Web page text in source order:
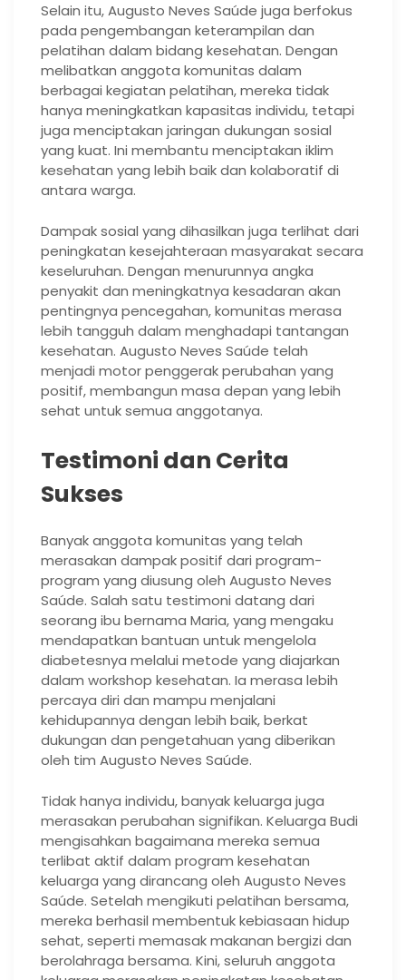
Selain itu, Augusto Neves Saúde juga berfokus
pada pengembangan keterampilan dan
pelatihan dalam bidang kesehatan. Dengan
melibatkan anggota komunitas dalam
berbagai kegiatan pelatihan, mereka tidak
hanya meningkatkan kapasitas individu, tetapi
juga menciptakan jaringan dukungan sosial
yang kuat. Ini membantu menciptakan iklim
kesehatan yang lebih baik dan kolaboratif di
antara warga.
Dampak sosial yang dihasilkan juga terlihat dari
peningkatan kesejahteraan masyarakat secara
keseluruhan. Dengan menurunnya angka
penyakit dan meningkatnya kesadaran akan
pentingnya pencegahan, komunitas merasa
lebih tangguh dalam menghadapi tantangan
kesehatan. Augusto Neves Saúde telah
menjadi motor penggerak perubahan yang
positif, membangun masa depan yang lebih
sehat untuk semua anggotanya.
Testimoni dan Cerita
Sukses
Banyak anggota komunitas yang telah
merasakan dampak positif dari program-
program yang diusung oleh Augusto Neves
Saúde. Salah satu testimoni datang dari
seorang ibu bernama Maria, yang mengaku
mendapatkan bantuan untuk mengelola
diabetesnya melalui metode yang diajarkan
dalam workshop kesehatan. Ia merasa lebih
percaya diri dan mampu menjalani
kehidupannya dengan lebih baik, berkat
dukungan dan pengetahuan yang diberikan
oleh tim Augusto Neves Saúde.
Tidak hanya individu, banyak keluarga juga
merasakan perubahan signifikan. Keluarga Budi
mengisahkan bagaimana mereka semua
terlibat aktif dalam program kesehatan
keluarga yang dirancang oleh Augusto Neves
Saúde. Setelah mengikuti pelatihan bersama,
mereka berhasil membentuk kebiasaan hidup
sehat, seperti memasak makanan bergizi dan
berolahraga bersama. Kini, seluruh anggota